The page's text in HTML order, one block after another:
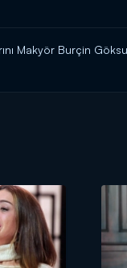
Makyör Burçin